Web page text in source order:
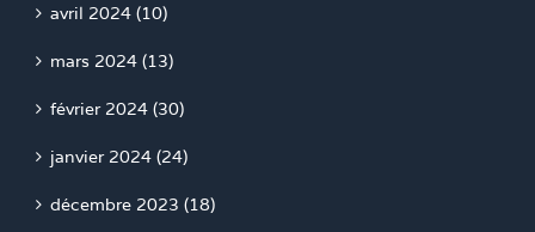
avril 2024 (10)
mars 2024 (13)
février 2024 (30)
janvier 2024 (24)
décembre 2023 (18)